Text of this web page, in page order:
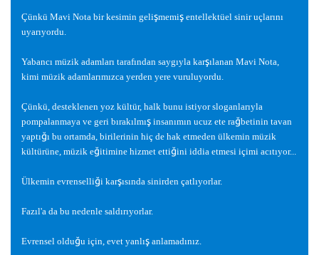
Çünkü Mavi Nota bir kesimin gelişmemiş entellektüel sinir uçlarını
uyarıyordu.
Yabancı müzik adamları tarafından saygıyla karşılanan Mavi Nota,
kimi müzik adamlarımızca yerden yere vuruluyordu.
Çünkü, desteklenen yoz kültür, halk bunu istiyor sloganlarıyla
pompalanmaya ve geri bırakılmış insanımın ucuz ete rağbetinin tavan
yaptığı bu ortamda, birilerinin hiç de hak etmeden ülkemin müzik
kültürüne, müzik eğitimine hizmet ettiğini iddia etmesi içimi acıtıyor...
Ülkemin evrenselliği karşısında sinirden çatlıyorlar.
Fazıl'a da bu nedenle saldırıyorlar.
Evrensel olduğu için, evet yanlış anlamadınız.